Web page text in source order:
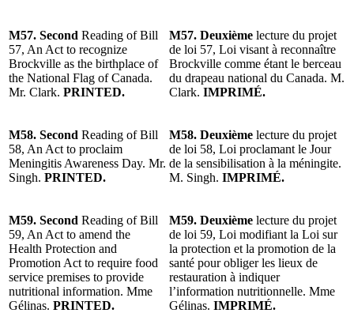
M57. Second Reading of Bill
57, An Act to recognize
Brockville as the birthplace of
the National Flag of Canada.
Mr. Clark. PRINTED.
M57. Deuxième lecture du projet
de loi 57, Loi visant à reconnaître
Brockville comme étant le berceau
du drapeau national du Canada. M.
Clark. IMPRIMÉ.
M58. Second Reading of Bill
58, An Act to proclaim
Meningitis Awareness Day. Mr.
Singh. PRINTED.
M58. Deuxième lecture du projet
de loi 58, Loi proclamant le Jour
de la sensibilisation à la méningite.
M. Singh. IMPRIMÉ.
M59. Second Reading of Bill
59, An Act to amend the
Health Protection and
Promotion Act to require food
service premises to provide
nutritional information. Mme
Gélinas. PRINTED.
M59. Deuxième lecture du projet
de loi 59, Loi modifiant la Loi sur
la protection et la promotion de la
santé pour obliger les lieux de
restauration à indiquer
l’information nutritionnelle. Mme
Gélinas. IMPRIMÉ.